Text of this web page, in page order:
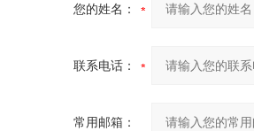
您的姓名：
联系电话：
常用邮箱：